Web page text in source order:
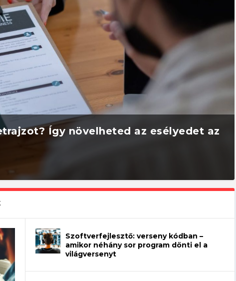
Így növelheted az esélyedet az
Szoftverfejlesztő: verseny kódban –
amikor néhány sor program dönti el a
világversenyt